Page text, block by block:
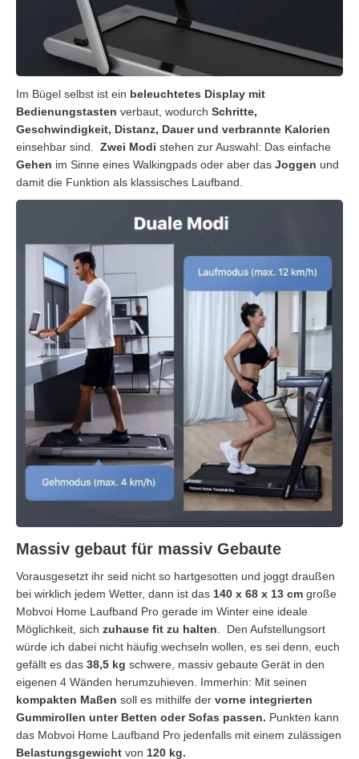
Im Bügel selbst ist ein beleuchtetes Display mit
Bedienungstasten verbaut, wodurch Schritte,
Geschwindigkeit, Distanz, Dauer und verbrannte Kalorien
einsehbar sind. Zwei Modi stehen zur Auswahl: Das einfache
Gehen im Sinne eines Walkingpads oder aber das Joggen und
damit die Funktion als klassisches Laufband.
Massiv gebaut für massiv Gebaute
Vorausgesetzt ihr seid nicht so hartgesotten und joggt draußen
bei wirklich jedem Wetter, dann ist das 140 x 68 x 13 cm große
Mobvoi Home Laufband Pro gerade im Winter eine ideale
Möglichkeit, sich zuhause fit zu halten . Den Aufstellungsort
würde ich dabei nicht häufig wechseln wollen, es sei denn, euch
gefällt es das 38,5 kg schwere, massiv gebaute Gerät in den
eigenen 4 Wänden herumzuhieven. Immerhin: Mit seinen
kompakten Maßen soll es mithilfe der vorne integrierten
Gummirollen unter Betten oder Sofas passen. Punkten kann
das Mobvoi Home Laufband Pro jedenfalls mit einem zulässigen
Belastungsgewicht von 120 kg.